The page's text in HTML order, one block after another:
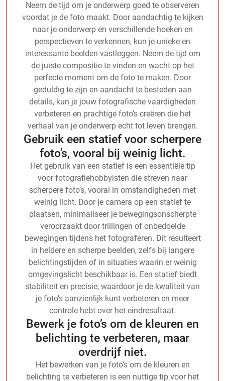
Neem de tijd om je onderwerp goed te observeren
voordat je de foto maakt. Door aandachtig te kijken
naar je onderwerp en verschillende hoeken en
perspectieven te verkennen, kun je unieke en
interessante beelden vastleggen. Neem de tijd om
de juiste compositie te vinden en wacht op het
perfecte moment om de foto te maken. Door
geduldig te zijn en aandacht te besteden aan
details, kun je jouw fotografische vaardigheden
verbeteren en prachtige foto’s creëren die het
verhaal van je onderwerp echt tot leven brengen.
Gebruik een statief voor scherpere
foto’s, vooral bij weinig licht.
Het gebruik van een statief is een essentiële tip
voor fotografiehobbyisten die streven naar
scherpere foto’s, vooral in omstandigheden met
weinig licht. Door je camera op een statief te
plaatsen, minimaliseer je bewegingsonscherpte
veroorzaakt door trillingen of onbedoelde
bewegingen tijdens het fotograferen. Dit resulteert
in heldere en scherpe beelden, zelfs bij langere
belichtingstijden of in situaties waarin er weinig
omgevingslicht beschikbaar is. Een statief biedt
stabiliteit en precisie, waardoor je de kwaliteit van
je foto’s aanzienlijk kunt verbeteren en meer
controle hebt over het eindresultaat.
Bewerk je foto’s om de kleuren en
belichting te verbeteren, maar
overdrijf niet.
Het bewerken van je foto’s om de kleuren en
belichting te verbeteren is een nuttige tip voor het